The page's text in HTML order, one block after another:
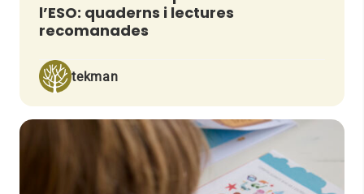
l’ESO: quaderns i lectures
recomanades
tekman